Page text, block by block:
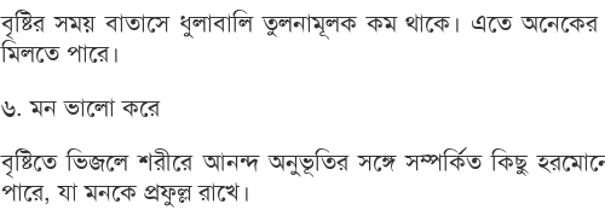
বৃষ্টির সময় বাতাসে ধুলাবালি তুলনামূলক কম থাকে। এতে অনেকের
মিলতে পারে।
৬. মন ভালো করে
বৃষ্টিতে ভিজলে শরীরে আনন্দ অনুভূতির সঙ্গে সম্পর্কিত কিছু
পারে, যা মনকে প্রফুল্ল রাখে।